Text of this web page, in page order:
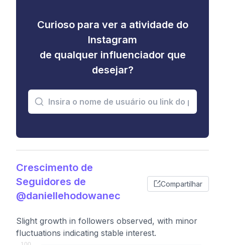
Curioso para ver a atividade do
Instagram
de qualquer influenciador que
desejar?
Crescimento de
Seguidores de
@daniellehodowanec
Compartilhar
Slight growth in followers observed, with minor
fluctuations indicating stable interest.